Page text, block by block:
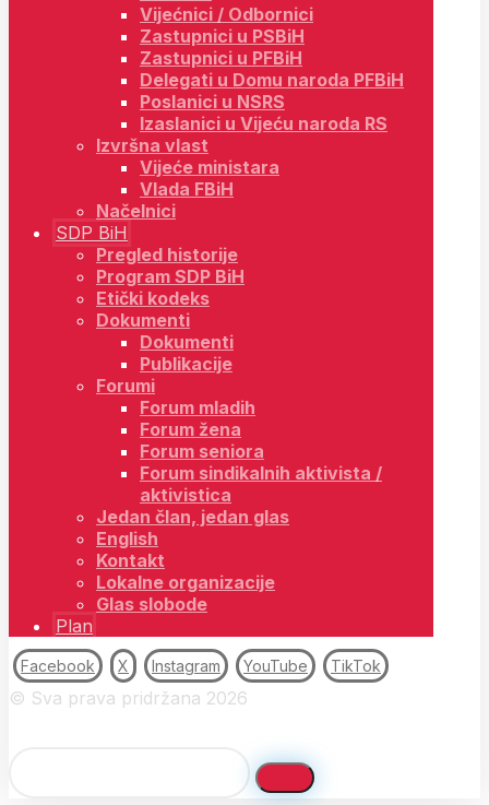
Vijećnici / Odbornici
Zastupnici u PSBiH
Zastupnici u PFBiH
Delegati u Domu naroda PFBiH
Poslanici u NSRS
Izaslanici u Vijeću naroda RS
Izvršna vlast
Vijeće ministara
Vlada FBiH
Načelnici
SDP BiH
Pregled historije
Program SDP BiH
Etički kodeks
Dokumenti
Dokumenti
Publikacije
Forumi
Forum mladih
Forum žena
Forum seniora
Forum sindikalnih aktivista /
aktivistica
Jedan član, jedan glas
English
Kontakt
Lokalne organizacije
Glas slobode
Plan
Facebook X Instagram YouTube TikTok
© Sva prava pridržana 2026